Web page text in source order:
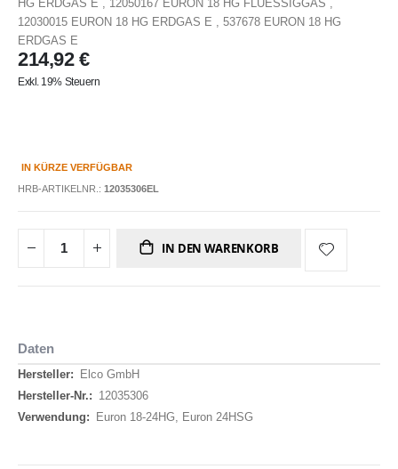
HG ERDGAS E , 12050167 EURON 18 HG FLUESSIGGAS ,
12030015 EURON 18 HG ERDGAS E , 537678 EURON 18 HG
ERDGAS E
214,92 €
Exkl. 19% Steuern
IN KÜRZE VERFÜGBAR
HRB-ARTIKELNR.: 12035306EL
IN DEN WARENKORB
Daten
Daten
Elco GmbH
12035306
Euron 18-24HG, Euron 24HSG